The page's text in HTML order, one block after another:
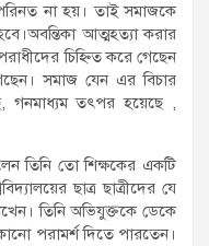
পরিনত না হয়। তাই সমাজকে
আত্মহত্যা করার
চিহ্নিত করে গেছেন
সমাজ যেন এর বিচার
গনমাধ্যম তৎপর হয়েছে ,
তিনি তো শিক্ষকের একটি
ছাত্র ছাত্রীদের যে
তিনি অভিযুক্তকে ডেকে
পরামর্শ দিতে পারতেন।